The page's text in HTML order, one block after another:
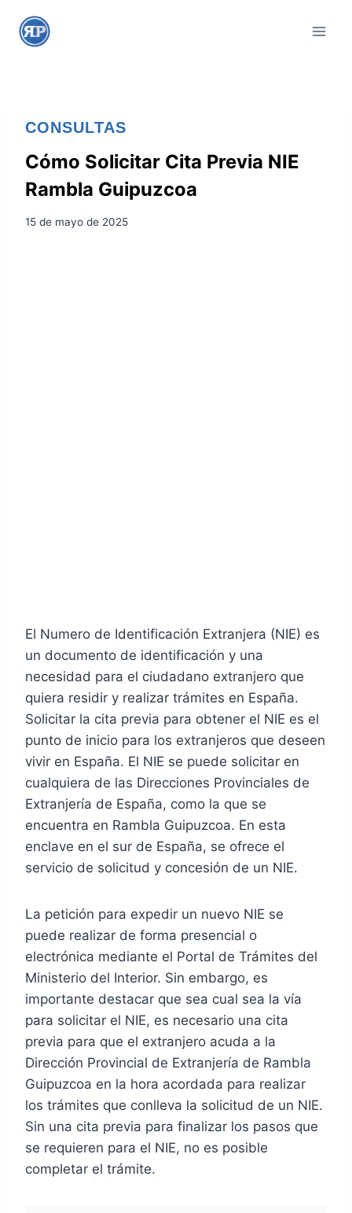
CONSULTAS
Cómo Solicitar Cita Previa NIE
Rambla Guipuzcoa
15 de mayo de 2025
El Numero de Identificación Extranjera (NIE) es
un documento de identificación y una
necesidad para el ciudadano extranjero que
quiera residir y realizar trámites en España.
Solicitar la cita previa para obtener el NIE es el
punto de inicio para los extranjeros que deseen
vivir en España. El NIE se puede solicitar en
cualquiera de las Direcciones Provinciales de
Extranjería de España, como la que se
encuentra en Rambla Guipuzcoa. En esta
enclave en el sur de España, se ofrece el
servicio de solicitud y concesión de un NIE.
La petición para expedir un nuevo NIE se
puede realizar de forma presencial o
electrónica mediante el Portal de Trámites del
Ministerio del Interior. Sin embargo, es
importante destacar que sea cual sea la vía
para solicitar el NIE, es necesario una cita
previa para que el extranjero acuda a la
Dirección Provincial de Extranjería de Rambla
Guipuzcoa en la hora acordada para realizar
los trámites que conlleva la solicitud de un NIE.
Sin una cita previa para finalizar los pasos que
se requieren para el NIE, no es posible
completar el trámite.